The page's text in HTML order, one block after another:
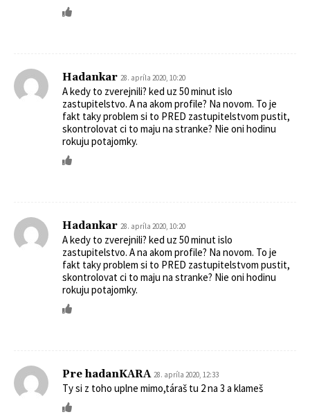
Hadankar 28. apríla 2020, 10:20
A kedy to zverejnili? ked uz 50 minut islo
zastupitelstvo. A na akom profile? Na novom. To je
fakt taky problem si to PRED zastupitelstvom pustit,
skontrolovat ci to maju na stranke? Nie oni hodinu
rokuju potajomky.
Hadankar 28. apríla 2020, 10:20
A kedy to zverejnili? ked uz 50 minut islo
zastupitelstvo. A na akom profile? Na novom. To je
fakt taky problem si to PRED zastupitelstvom pustit,
skontrolovat ci to maju na stranke? Nie oni hodinu
rokuju potajomky.
Pre hadanKARA 28. apríla 2020, 12:33
Ty si z toho uplne mimo,táraš tu 2 na 3 a klameš